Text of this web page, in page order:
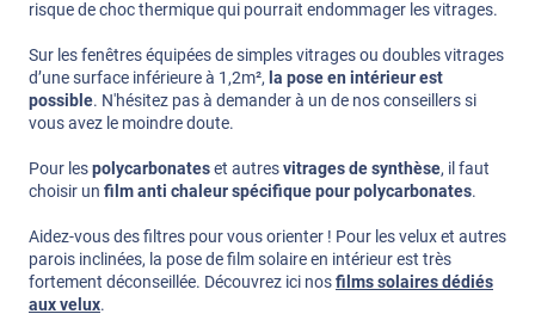
risque de choc thermique qui pourrait endommager les vitrages.
Sur les fenêtres équipées de simples vitrages ou doubles vitrages
d’une surface inférieure à 1,2m², la pose en intérieur est
possible. N'hésitez pas à demander à un de nos conseillers si
vous avez le moindre doute.
Pour lespolycarbonateset autresvitrages de synthèse, il faut
choisir un film anti chaleur spécifique pour polycarbonates.
Aidez-vous des filtres pour vous orienter ! Pour les velux et autres
parois inclinées, la pose de film solaire en intérieur est très
fortement déconseillée. Découvrez ici nosfilms solaires dédiés
aux velux.